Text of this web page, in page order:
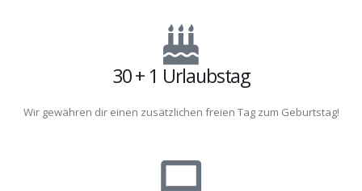
30 + 1 Urlaubstag
Wir gewähren dir einen zusätzlichen freien Tag zum Geburtstag!